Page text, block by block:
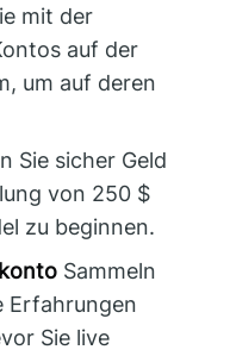
mit der
auf der
um auf deren
Sie sicher Geld
von 250 $
zu beginnen.
Sammeln
Erfahrungen
Sie live